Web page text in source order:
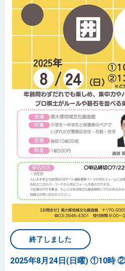
終了しました
2025年8月24日(日曜) ①10時